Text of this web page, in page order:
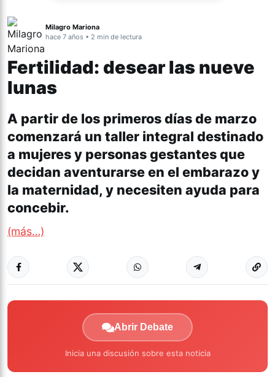
Milagro Mariona
hace 7 años • 2 min de lectura
Fertilidad: desear las nueve
lunas
A partir de los primeros días de marzo
comenzará un taller integral destinado
a mujeres y personas gestantes que
decidan aventurarse en el embarazo y
la maternidad, y necesiten ayuda para
concebir.
(más…)
Abrir Debate
Inicia una discusión sobre esta noticia